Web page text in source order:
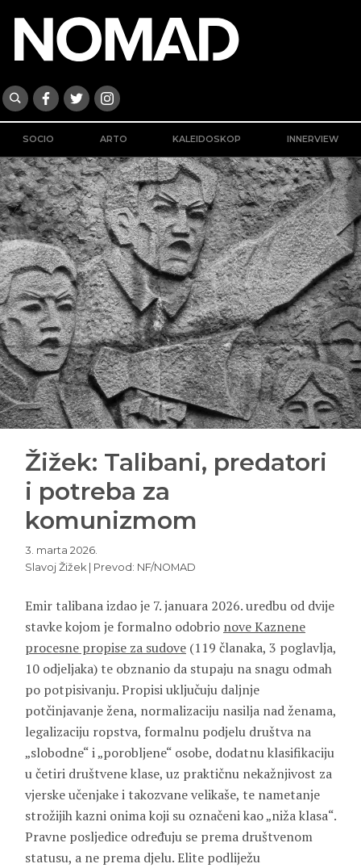
SOCIO ARTO KALEIDOSKOP INNERVIEW
Žižek: Talibani, predatori
i potreba za
komunizmom
3. marta 2026.
Slavoj Žižek | Prevod: NF/NOMAD
Emir talibana izdao je 7. januara 2026. uredbu od dvije
stavke kojom je formalno odobrio nove Kaznene
procesne propise za sudove (119 članaka, 3 poglavlja,
10 odjeljaka) te obznanio da stupaju na snagu odmah
po potpisivanju. Propisi uključuju daljnje
potčinjavanje žena, normalizaciju nasilja nad ženama,
legalizaciju ropstva, formalnu podjelu društva na
„slobodne“ i „porobljene“ osobe, dodatnu klasifikaciju
u četiri društvene klase, uz praktičnu nekažnjivost za
vjerske učenjake i takozvane velikaše, te nametanje
strožijih kazni onima koji su označeni kao „niža klasa“.
Pravne posljedice određuju se prema društvenom
statusu, a ne prema djelu. Elite podliježu